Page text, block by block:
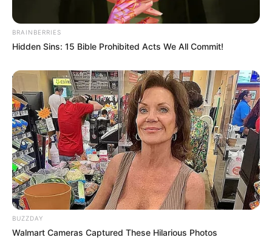
BRAINBERRIES
Hidden Sins: 15 Bible Prohibited Acts We All Commit!
BUZZDAY
Walmart Cameras Captured These Hilarious Photos